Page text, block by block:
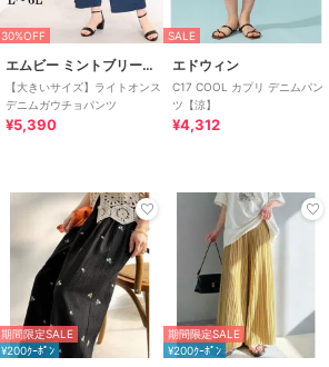
30%OFF
エムビー ミントブリーズ
【大きいサイズ】ライトオンス
デニムガウチョパンツ
¥5,390
SALE
エドウィン
C17 COOL カプリ デニムパン
ツ【涼】
¥4,312
期間限定SALE
¥200ｸｰﾎﾟﾝ
期間限定SALE
¥200ｸｰﾎﾟﾝ